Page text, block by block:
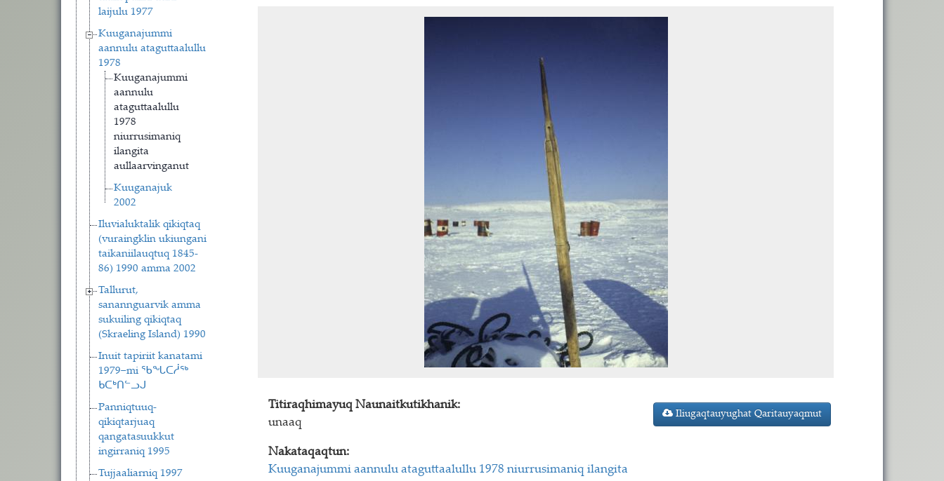
laijulu 1977
Kuuganajummi
aannulu ataguttaalullu
1978
Kuuganajummi
aannulu
ataguttaalullu
1978
niurrusimaniq
ilangita
aullaarvinganut
Kuuganajuk
2002
Iluvialuktalik qikiqtaq
(vuraingklin ukiungani
taikaniilauqtuq 1845-
86) 1990 amma 2002
Tallurut,
sanannguarvik amma
sukuiling qikiqtaq
(Skraeling Island) 1990
Inuit tapiriit kanatami
1979−mi ᖃᖓᑕᓲᖅ
ᑲᑕᒃᑎᓪᓗᒍ
Panniqtuuq-
qikiqtarjuaq
qangatasuukkut
ingirraniq 1995
Tujjaaliarniq 1997
Titiraqhimayuq Naunaitkutikhanik:
unaaq
Nakataqaqtun:
Kuuganajummi aannulu ataguttaalullu 1978 niurrusimaniq ilangita
Iliugaqtauyughat Qaritauyaqmut